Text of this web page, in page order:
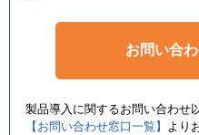
お問い合
製品導入に関するお問い合わせ
【お問い合わせ窓口一覧】 より